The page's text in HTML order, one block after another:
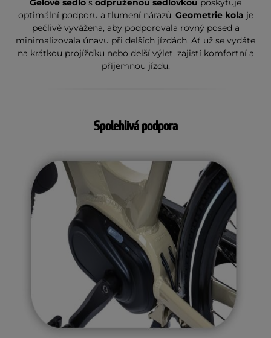
Gelové sedlo s odpruženou sedlovkou poskytuje
optimální podporu a tlumení nárazů. Geometrie kola je
pečlivě vyvážena, aby podporovala rovný posed a
minimalizovala únavu při delších jízdách. Ať už se vydáte
na krátkou projížďku nebo delší výlet, zajistí komfortní a
příjemnou jízdu.
Spolehlivá podpora